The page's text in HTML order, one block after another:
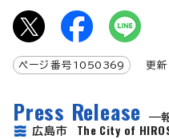
ページ番号 1050369 更新
Press Release
広島市 The City of